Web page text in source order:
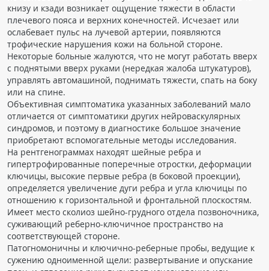
книзу и кзади возникает ощущение тяжести в области
плечевого пояса и верхних конечностей. Исчезает или
ослабевает пульс на лучевой артерии, появляются
трофические нарушения кожи на больной стороне.
Некоторые больные жалуются, что не могут работать вверх
с поднятыми вверх руками (нередкая жалоба штукатуров),
управлять автомашиной, поднимать тяжести, спать на боку
или на спине.
Объективная симптоматика указанных заболеваний мало
отличается от симптоматики других нейроваскулярных
синдромов, и поэтому в диагностике большое значение
приобретают вспомогательные методы исследования.
На рентгенограммах находят шейные ребра и
гипертрофированные поперечные отростки, деформации
ключицы, высокие первые ребра (в боковой проекции),
определяется увеличение дуги ребра и угла ключицы по
отношению к горизонтальной и фронтальной плоскостям.
Имеет место сколиоз шейно-грудного отдела позвоночника,
суживающий реберно-ключичное пространство на
соответствующей стороне.
Патогномоничны и ключично-реберные пробы, ведущие к
сужению одноименной щели: развертывание и опускание